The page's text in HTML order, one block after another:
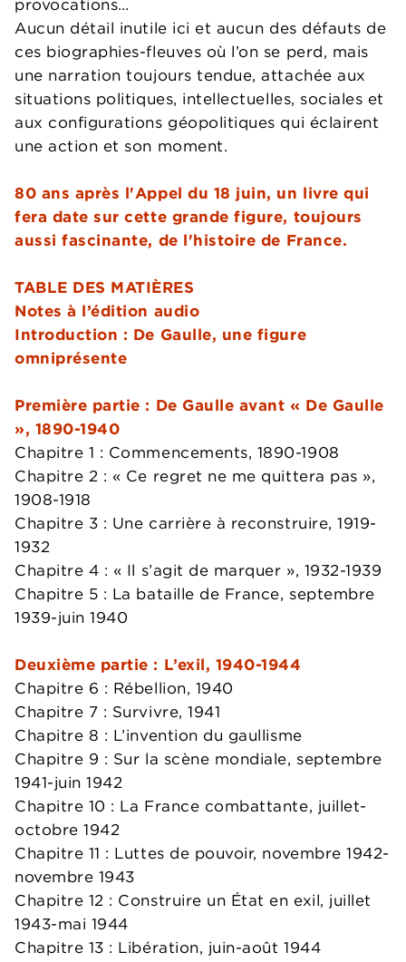
provocations…
Aucun détail inutile ici et aucun des défauts de
ces biographies-fleuves où l’on se perd, mais
une narration toujours tendue, attachée aux
situations politiques, intellectuelles, sociales et
aux configurations géopolitiques qui éclairent
une action et son moment.
80 ans après l'Appel du 18 juin, un livre qui
fera date sur cette grande figure, toujours
aussi fascinante, de l'histoire de France.
TABLE DES MATIÈRES
Notes à l’édition audio
Introduction : De Gaulle, une figure
omniprésente
Première partie : De Gaulle avant « De Gaulle
», 1890-1940
Chapitre 1 : Commencements, 1890-1908
Chapitre 2 : « Ce regret ne me quittera pas »,
1908-1918
Chapitre 3 : Une carrière à reconstruire, 1919-
1932
Chapitre 4 : « Il s’agit de marquer », 1932-1939
Chapitre 5 : La bataille de France, septembre
1939-juin 1940
Deuxième partie : L’exil, 1940-1944
Chapitre 6 : Rébellion, 1940
Chapitre 7 : Survivre, 1941
Chapitre 8 : L’invention du gaullisme
Chapitre 9 : Sur la scène mondiale, septembre
1941-juin 1942
Chapitre 10 : La France combattante, juillet-
octobre 1942
Chapitre 11 : Luttes de pouvoir, novembre 1942-
novembre 1943
Chapitre 12 : Construire un État en exil, juillet
1943-mai 1944
Chapitre 13 : Libération, juin-août 1944